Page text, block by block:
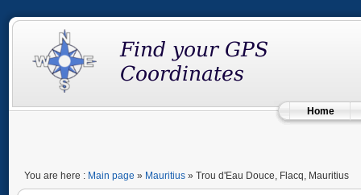
Home
You are here : Main page » Mauritius » Trou d'Eau Douce, Flacq, Mauritius